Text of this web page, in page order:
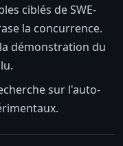
ciblés de SWE-
la concurrence.
démonstration du
sur l'auto-